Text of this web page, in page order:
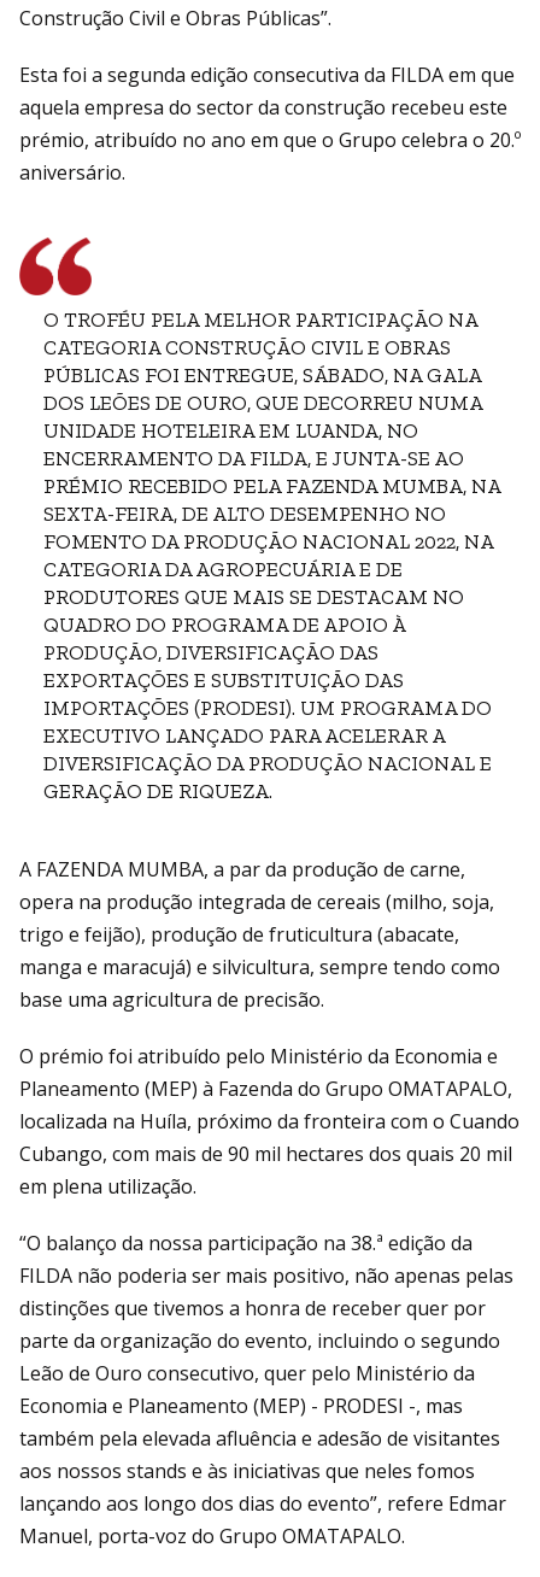
Construção Civil e Obras Públicas”.
Esta foi a segunda edição consecutiva da FILDA em que
aquela empresa do sector da construção recebeu este
prémio, atribuído no ano em que o Grupo celebra o 20.º
aniversário.
O TROFÉU PELA MELHOR PARTICIPAÇÃO NA
CATEGORIA CONSTRUÇÃO CIVIL E OBRAS
PÚBLICAS FOI ENTREGUE, SÁBADO, NA GALA
DOS LEÕES DE OURO, QUE DECORREU NUMA
UNIDADE HOTELEIRA EM LUANDA, NO
ENCERRAMENTO DA FILDA, E JUNTA-SE AO
PRÉMIO RECEBIDO PELA FAZENDA MUMBA, NA
SEXTA-FEIRA, DE ALTO DESEMPENHO NO
FOMENTO DA PRODUÇÃO NACIONAL 2022, NA
CATEGORIA DA AGROPECUÁRIA E DE
PRODUTORES QUE MAIS SE DESTACAM NO
QUADRO DO PROGRAMA DE APOIO À
PRODUÇÃO, DIVERSIFICAÇÃO DAS
EXPORTAÇÕES E SUBSTITUIÇÃO DAS
IMPORTAÇÕES (PRODESI). UM PROGRAMA DO
EXECUTIVO LANÇADO PARA ACELERAR A
DIVERSIFICAÇÃO DA PRODUÇÃO NACIONAL E
GERAÇÃO DE RIQUEZA.
A FAZENDA MUMBA, a par da produção de carne,
opera na produção integrada de cereais (milho, soja,
trigo e feijão), produção de fruticultura (abacate,
manga e maracujá) e silvicultura, sempre tendo como
base uma agricultura de precisão.
O prémio foi atribuído pelo Ministério da Economia e
Planeamento (MEP) à Fazenda do Grupo OMATAPALO,
localizada na Huíla, próximo da fronteira com o Cuando
Cubango, com mais de 90 mil hectares dos quais 20 mil
em plena utilização.
“O balanço da nossa participação na 38.ª edição da
FILDA não poderia ser mais positivo, não apenas pelas
distinções que tivemos a honra de receber quer por
parte da organização do evento, incluindo o segundo
Leão de Ouro consecutivo, quer pelo Ministério da
Economia e Planeamento (MEP) - PRODESI -, mas
também pela elevada afluência e adesão de visitantes
aos nossos stands e às iniciativas que neles fomos
lançando aos longo dos dias do evento”, refere Edmar
Manuel, porta-voz do Grupo OMATAPALO.